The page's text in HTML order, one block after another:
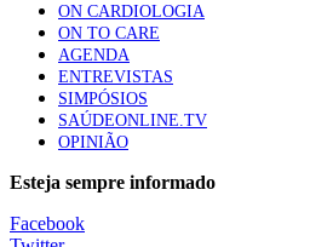
ON CARDIOLOGIA
ON TO CARE
AGENDA
ENTREVISTAS
SIMPÓSIOS
SAÚDEONLINE.TV
OPINIÃO
Esteja sempre informado
Facebook